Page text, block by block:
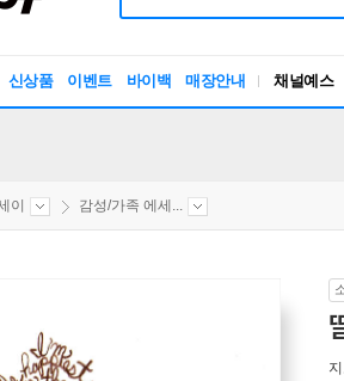
신상품 이벤트 바이백 매장안내 채널예스
이 감성/가족 에세...